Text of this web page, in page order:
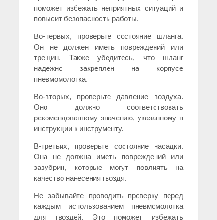
поможет избежать неприятных ситуаций и
повысит безопасность работы.
Во-первых, проверьте состояние шланга.
Он не должен иметь повреждений или
трещин. Также убедитесь, что шланг
надежно закреплен на корпусе
пневмомолотка.
Во-вторых, проверьте давление воздуха.
Оно должно соответствовать
рекомендованному значению, указанному в
инструкции к инструменту.
В-третьих, проверьте состояние насадки.
Она не должна иметь повреждений или
зазубрин, которые могут повлиять на
качество нанесения гвоздя.
Не забывайте проводить проверку перед
каждым использованием пневмомолотка
для гвоздей. Это поможет избежать